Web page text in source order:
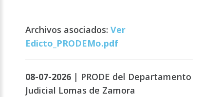
Archivos asociados:Ver
Edicto_PRODEMo.pdf
08-07-2026 | PRODE del Departamento
Judicial Lomas de Zamora